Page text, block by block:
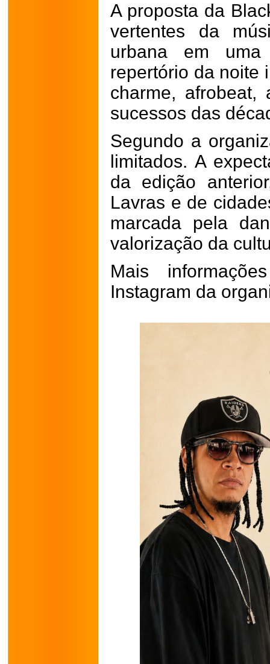
A proposta da
vertentes da
urbana em uma
repertório da noite
charme, afrobeat,
sucessos das
Segundo a
limitados. A
da edição
Lavras e de
marcada pela
valorização da
Mais
Instagram da